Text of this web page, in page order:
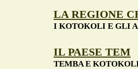
LA REGIONE
I KOTOKOLI E GLI
IL PAESE TEM
TEMBA E